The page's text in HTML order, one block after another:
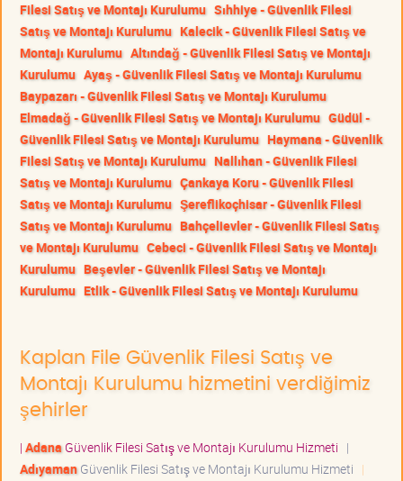
Filesi Satış ve Montajı Kurulumu Sıhhiye - Güvenlik Filesi
Satış ve Montajı Kurulumu Kalecik - Güvenlik Filesi Satış ve
Montajı Kurulumu Altındağ - Güvenlik Filesi Satış ve Montajı
Kurulumu Ayaş - Güvenlik Filesi Satış ve Montajı Kurulumu
Baypazarı - Güvenlik Filesi Satış ve Montajı Kurulumu
Elmadağ - Güvenlik Filesi Satış ve Montajı Kurulumu Güdül -
Güvenlik Filesi Satış ve Montajı Kurulumu Haymana - Güvenlik
Filesi Satış ve Montajı Kurulumu Nallıhan - Güvenlik Filesi
Satış ve Montajı Kurulumu Çankaya Koru - Güvenlik Filesi
Satış ve Montajı Kurulumu Şereflikoçhisar - Güvenlik Filesi
Satış ve Montajı Kurulumu Bahçelievler - Güvenlik Filesi Satış
ve Montajı Kurulumu Cebeci - Güvenlik Filesi Satış ve Montajı
Kurulumu Beşevler - Güvenlik Filesi Satış ve Montajı
Kurulumu Etlik - Güvenlik Filesi Satış ve Montajı Kurulumu
Kaplan File Güvenlik Filesi Satış ve
Montajı Kurulumu hizmetini verdiğimiz
şehirler
| Adana Güvenlik Filesi Satış ve Montajı Kurulumu Hizmeti |
AdıyamanGüvenlik Filesi Satış ve Montajı Kurulumu Hizmeti |